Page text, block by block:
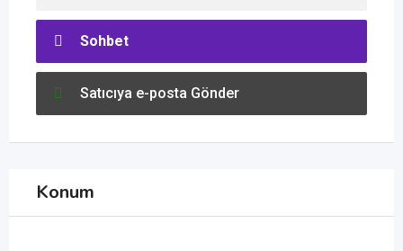
Sohbet
Satıcıya e-posta Gönder
Konum